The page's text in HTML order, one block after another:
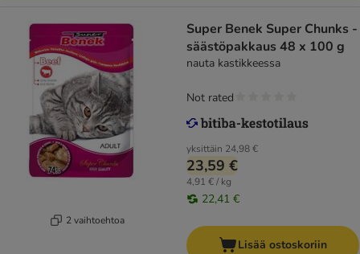
2 vaihtoehtoa
Super Benek Super Chunks -
säästöpakkaus 48 x 100 g
nauta kastikkeessa
yksittäin 24,98 €
23,59 €
4,91 € / kg
22,41 €
Not rated
Lisää ostoskoriin